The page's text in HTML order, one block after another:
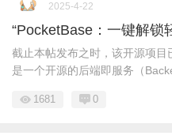
2025-4-22
“PocketBase：一键解锁
截止本帖发布之时，该开源项
是一个开源的后端即服务（
1681 0